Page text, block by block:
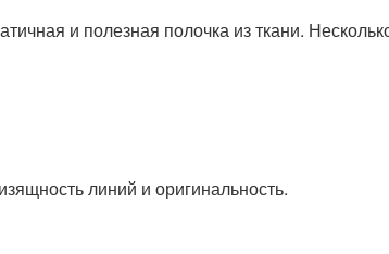
и полезная полочка из ткани.
линий и оригинальность.